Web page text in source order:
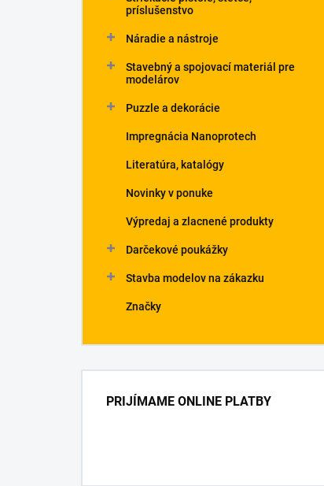
príslušenstvo
Náradie a nástroje
Stavebný a spojovací materiál pre
modelárov
Puzzle a dekorácie
Impregnácia Nanoprotech
Literatúra, katalógy
Novinky v ponuke
Výpredaj a zlacnené produkty
Darčekové poukážky
Stavba modelov na zákazku
Značky
PRIJÍMAME ONLINE PLATBY